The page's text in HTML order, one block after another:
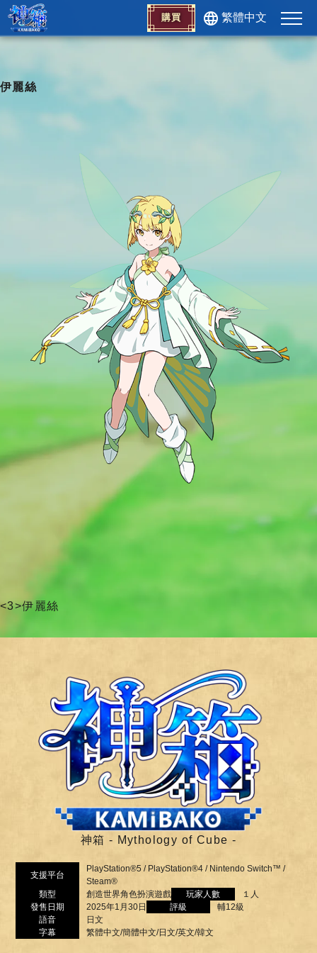
購買 繁體中文
伊麗絲
<3>伊麗絲
神箱 - Mythology of Cube -
支援平台
PlayStation®5 / PlayStation®4 / Nintendo Switch™ /
Steam®
類型
創造世界角色扮演遊戲 玩家人數
１人
發售日期
2025年1月30日 評級
輔12級
語音
日文
字幕
繁體中文/簡體中文/日文/英文/韓文